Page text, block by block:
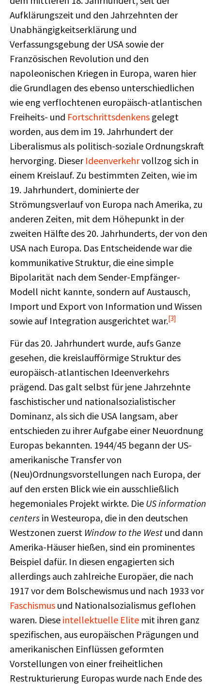
Aufklärungszeit und den Jahrzehnten der
Unabhängigkeitserklärung und
Verfassungsgebung der USA sowie der
Französischen Revolution und den
napoleonischen Kriegen in Europa, waren hier
die Grundlagen des ebenso unterschiedlichen
wie eng verflochtenen europäisch-atlantischen
Freiheits- und Fortschrittsdenkens gelegt
worden, aus dem im 19. Jahrhundert der
Liberalismus als politisch-soziale Ordnungskraft
hervorging. Dieser Ideenverkehrvollzog sich in
einem Kreislauf. Zu bestimmten Zeiten, wie im
19. Jahrhundert, dominierte der
Strömungsverlauf von Europa nach Amerika, zu
anderen Zeiten, mit dem Höhepunkt in der
zweiten Hälfte des 20. Jahrhunderts, der von den
USA nach Europa. Das Entscheidende war die
kommunikative Struktur, die eine simple
Bipolarität nach dem Sender-Empfänger-
Modell nicht kannte, sondern auf Austausch,
Import und Export von Information und Wissen
sowie auf Integration ausgerichtet war.[3]
Für das 20. Jahrhundert wurde, aufs Ganze
gesehen, die kreislaufförmige Struktur des
europäisch-atlantischen Ideenverkehrs
prägend. Das galt selbst für jene Jahrzehnte
faschistischer und nationalsozialistischer
Dominanz, als sich die USA langsam, aber
entschieden zu ihrer Aufgabe einer Neuordnung
Europas bekannten. 1944/45 begann der US-
amerikanische Transfer von
(Neu)Ordnungsvorstellungen nach Europa, der
auf den ersten Blick wie ein ausschließlich
hegemoniales Projekt wirkte. Die US information
centers in Westeuropa, die in den deutschen
Westzonen zuerst Window to the West und dann
Amerika-Häuser hießen, sind ein prominentes
Beispiel dafür. In diesen engagierten sich
allerdings auch zahlreiche Europäer, die nach
1917 vor dem Bolschewismus und nach 1933 vor
Faschismus und Nationalsozialismus geflohen
waren. Diese intellektuelle Elite mit ihren ganz
spezifischen, aus europäischen Prägungen und
amerikanischen Einflüssen geformten
Vorstellungen von einer freiheitlichen
Restrukturierung Europas wurde nach Ende des